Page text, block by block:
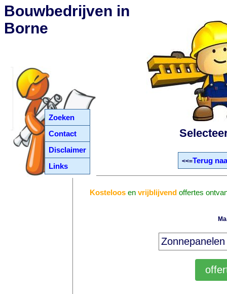
Zoeken
Contact
Disclaimer
Links
Bouwbedrijven in
Borne
<<=Terug
Kosteloos envrijblijvend offertes